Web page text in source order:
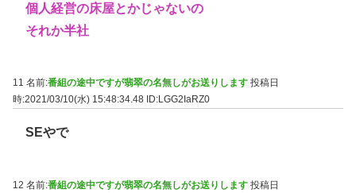
個人経営の床屋とかじゃないの
それか半社
11 名前:番組の途中ですが翡翠の名無しがお送りします 投稿日
時:2021/03/10(水) 15:48:34.48 ID:LGG2IaRZ0
SEやで
12 名前:番組の途中ですが翡翠の名無しがお送りします 投稿日